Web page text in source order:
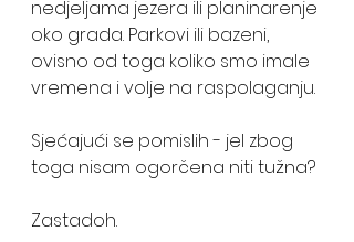
nedjeljama jezera ili planinarenje
oko grada. Parkovi ili bazeni,
ovisno od toga koliko smo imale
vremena i volje na raspolaganju.
Sjećajući se pomislih - jel zbog
toga nisam ogorčena niti tužna?
Zastadoh.